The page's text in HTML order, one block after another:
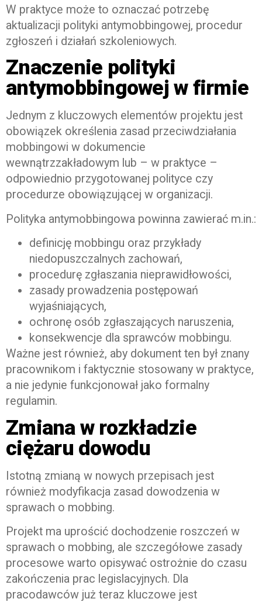
W praktyce może to oznaczać potrzebę
aktualizacji polityki antymobbingowej, procedur
zgłoszeń i działań szkoleniowych.
Znaczenie polityki
antymobbingowej w firmie
Jednym z kluczowych elementów projektu jest
obowiązek określenia zasad przeciwdziałania
mobbingowi w dokumencie
wewnątrzzakładowym lub – w praktyce –
odpowiednio przygotowanej polityce czy
procedurze obowiązującej w organizacji.
Polityka antymobbingowa powinna zawierać m.in.:
definicję mobbingu oraz przykłady
niedopuszczalnych zachowań,
procedurę zgłaszania nieprawidłowości,
zasady prowadzenia postępowań
wyjaśniających,
ochronę osób zgłaszających naruszenia,
konsekwencje dla sprawców mobbingu.
Ważne jest również, aby dokument ten był znany
pracownikom i faktycznie stosowany w praktyce,
a nie jedynie funkcjonował jako formalny
regulamin.
Zmiana w rozkładzie
ciężaru dowodu
Istotną zmianą w nowych przepisach jest
również modyfikacja zasad dowodzenia w
sprawach o mobbing.
Projekt ma uprościć dochodzenie roszczeń w
sprawach o mobbing, ale szczegółowe zasady
procesowe warto opisywać ostrożnie do czasu
zakończenia prac legislacyjnych. Dla
pracodawców już teraz kluczowe jest